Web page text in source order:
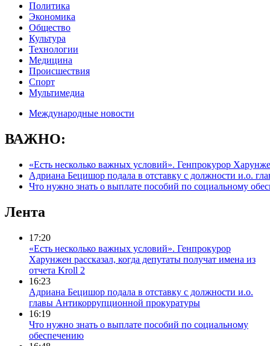
Политика
Экономика
Общество
Культура
Технологии
Медицина
Происшествия
Спорт
Мультимедиа
Международные новости
ВАЖНО:
«Есть несколько важных условий». Генпрокурор
Адриана Бецишор подала в отставку с должности и.о.
Что нужно знать о выплате пособий по социальному
Лента
17:20
«Есть несколько важных условий». Генпрокурор
Харунжен рассказал, когда депутаты получат имена из
отчета Kroll 2
16:23
Адриана Бецишор подала в отставку с должности и.о.
главы Антикоррупционной прокуратуры
16:19
Что нужно знать о выплате пособий по социальному
обеспечению